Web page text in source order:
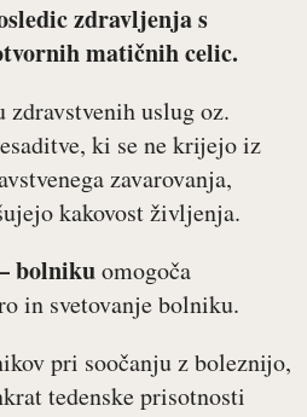
zdravljenja s
matičnih celic.
uslug oz.
ki se ne krijejo iz
zavarovanja,
kakovost življenja.
bolnikuomogoča
in svetovanje bolniku.
pri soočanju z boleznijo,
tedenske prisotnosti